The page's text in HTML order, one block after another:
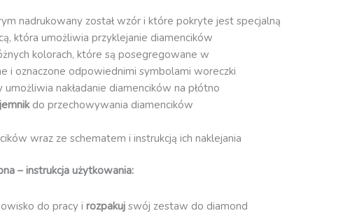
nadrukowany został wzór i które pokryte jest specjalną
która umożliwia przyklejanie diamencików
kolorach, które są posegregowane w
i oznaczone odpowiednimi symbolami woreczki
umożliwia nakładanie diamencików na płótno
do przechowywania diamencików
wraz ze schematem i instrukcją ich naklejania
– instrukcja użytkowania:
do pracy i rozpakuj swój zestaw do diamond